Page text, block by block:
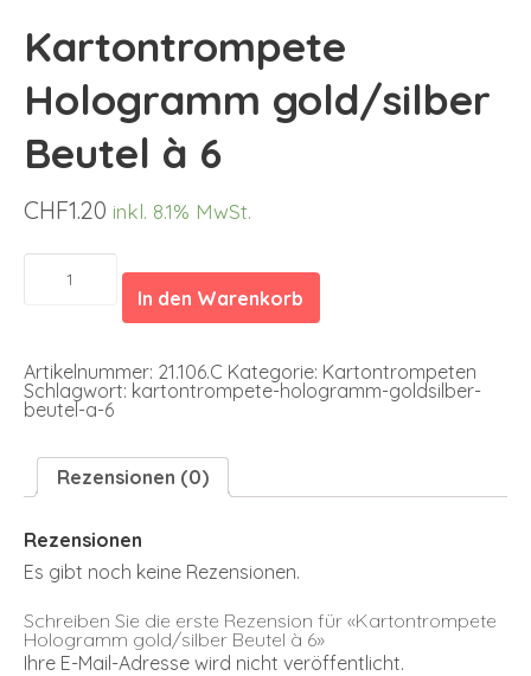
Kartontrompete
Hologramm gold/silber
Beutel à 6
CHF1.20 inkl. 8.1% MwSt.
Kartontrompete
Hologramm
gold/silber
Menge
In den Warenkorb
Artikelnummer: 21.106.C Kategorie: Kartontrompeten
Schlagwort: kartontrompete-hologramm-goldsilber-
beutel-a-6
Rezensionen (0)
Rezensionen
Es gibt noch keine Rezensionen.
Schreiben Sie die erste Rezension für «Kartontrompete
Hologramm gold/silber Beutel à 6»
Ihre E-Mail-Adresse wird nicht veröffentlicht.